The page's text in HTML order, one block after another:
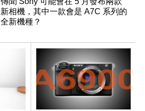
新相機，其中一款會是 A7C 系列的
全新機種？